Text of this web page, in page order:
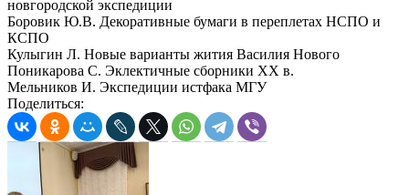
новгородской экспедиции
Боровик Ю.В. Декоративные бумаги в переплетах НСПО и
КСПО
Кулыгин Л. Новые варианты жития Василия Нового
Поникарова С. Эклектичные сборники XX в.
Мельников И. Экспедиции истфака МГУ
Поделиться: